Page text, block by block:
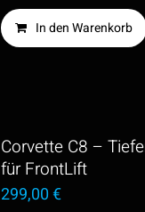
In den Warenkorb
Corvette C8 –
für FrontLift
299,00€